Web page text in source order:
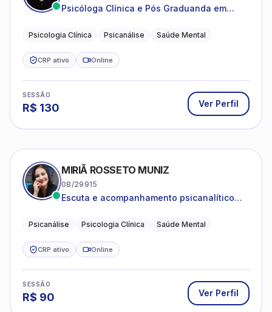
Psicóloga Clínica e Pós Graduanda em
Psicologia Clínica Psicanálise Saúde Mental
CRP ativo Online
SESSÃO
R$ 130 Ver Perfil
MIRIÃ ROSSETO MUNIZ
08/29915
Escuta e acompanhamento psicanalítico
Psicanálise Psicologia Clínica Saúde Mental
CRP ativo Online
SESSÃO
R$ 90 Ver Perfil